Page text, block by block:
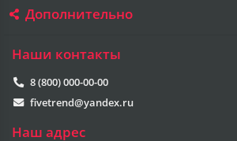
Дополнительно
Наши контакты
8 (800) 000-00-00
fivetrend@yandex.ru
Наш адрес